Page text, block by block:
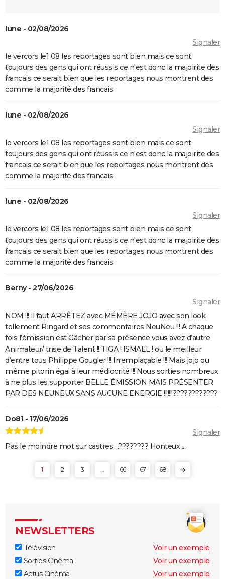
lune - 02/08/2026
Signaler
le vercors le1 08 les reportages sont bien mais ce sont
toujours des gens qui ont réussis ce n'est donc la majoirite des
francais ce serait bien que les reportages nous montrent des
comme la majorité des francais
lune - 02/08/2026
Signaler
le vercors le1 08 les reportages sont bien mais ce sont
toujours des gens qui ont réussis ce n'est donc la majoirite des
francais ce serait bien que les reportages nous montrent des
comme la majorité des francais
lune - 02/08/2026
Signaler
le vercors le1 08 les reportages sont bien mais ce sont
toujours des gens qui ont réussis ce n'est donc la majoirite des
francais ce serait bien que les reportages nous montrent des
comme la majorité des francais
Berny - 27/06/2026
Signaler
NOM !!! il faut ARRÊTEZ avec MÉMÈRE JOJO avec son look
tellement Ringard et ses commentaires NeuNeu !!! A chaque
fois l’émission est Gâcher par sa présence vous avez d’autre
Animateur/ trise de Talent !! TIGA ! ISMAEL ! ou le meilleur
d’entre tous Philippe Gougler !!! Irremplaçable !!! Mais jojo ou
même pitorin égal à leur médiocrité !!! Nous sorties nombreux
à ne plus les supporter BELLE ÉMISSION MAIS PRÉSENTER
PAR DES NEUNEUX SANS AUCUNE ENERGIE !!!!!!!????????????
Do81 - 17/06/2026
Signaler
Pas le moindre mot sur castres ...???????? Honteux ...
1 2 3 66 67 68
NEWSLETTERS
Télévision
Voir un exemple
Sorties Cinéma
Voir un exemple
Actus Cinéma
Voir un exemple